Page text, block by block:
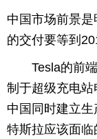
中国市场前景
的交付要等到
Tesla的前
制于超级充电
中国同时建立
特斯拉应该面临